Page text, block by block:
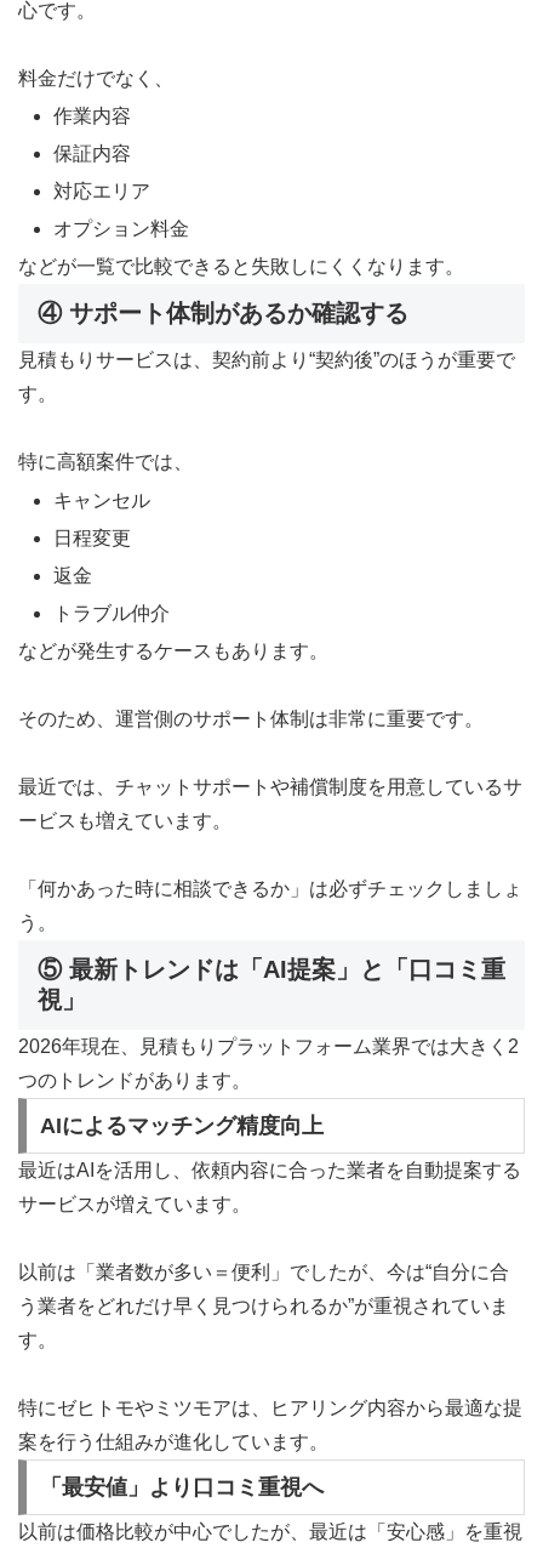
心です。
料金だけでなく、
作業内容
保証内容
対応エリア
オプション料金
などが一覧で比較できると失敗しにくくなります。
④ サポート体制があるか確認する
見積もりサービスは、契約前より“契約後”のほうが重要で
す。
特に高額案件では、
キャンセル
日程変更
返金
トラブル仲介
などが発生するケースもあります。
そのため、運営側のサポート体制は非常に重要です。
最近では、チャットサポートや補償制度を用意しているサ
ービスも増えています。
「何かあった時に相談できるか」は必ずチェックしましょ
う。
⑤ 最新トレンドは「AI提案」と「口コミ重
視」
2026年現在、見積もりプラットフォーム業界では大きく2
つのトレンドがあります。
AIによるマッチング精度向上
最近はAIを活用し、依頼内容に合った業者を自動提案する
サービスが増えています。
以前は「業者数が多い＝便利」でしたが、今は“自分に合
う業者をどれだけ早く見つけられるか”が重視されていま
す。
特にゼヒトモやミツモアは、ヒアリング内容から最適な提
案を行う仕組みが進化しています。
「最安値」より口コミ重視へ
以前は価格比較が中心でしたが、最近は「安心感」を重視